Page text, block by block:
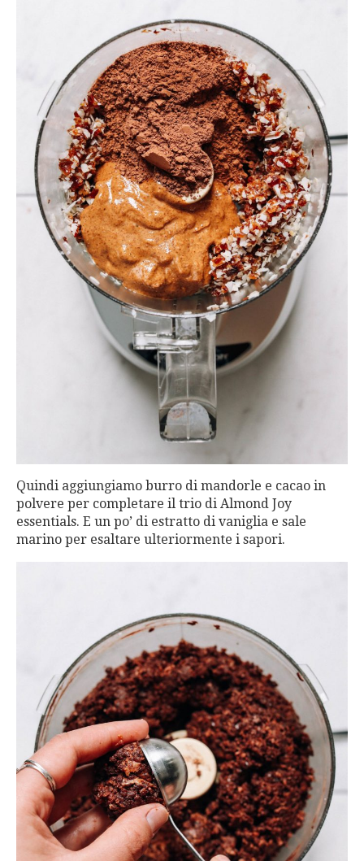
Quindi aggiungiamo burro di mandorle e cacao in
polvere per completare il trio di Almond Joy
essentials. E un po’ di estratto di vaniglia e sale
marino per esaltare ulteriormente i sapori.